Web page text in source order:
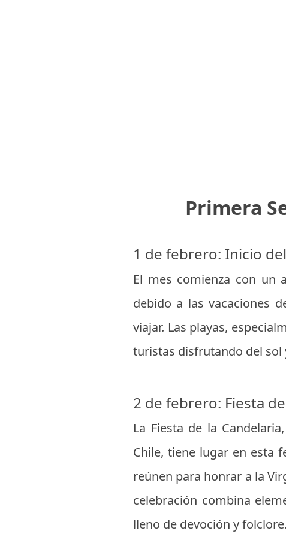
Primera
1 de febrero: Inicio
El mes comienza con un
debido a las vacaciones
viajar. Las playas,
turistas disfrutando del sol
2 de febrero: Fiesta
La Fiesta de la
Chile, tiene lugar en esta
reúnen para honrar a la
celebración combina
lleno de devoción y folclore.